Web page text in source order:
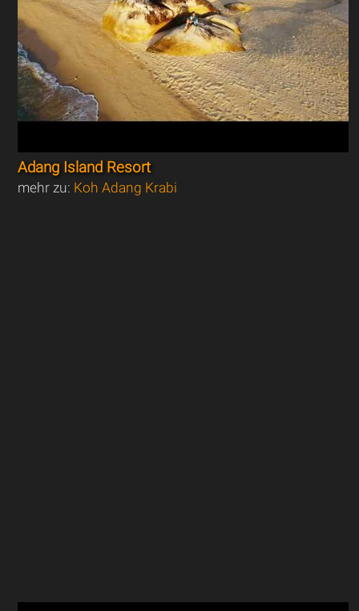
Adang Island Resort
mehr zu: Koh Adang Krabi